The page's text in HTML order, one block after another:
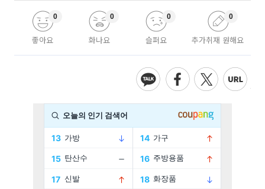
좋아요
0
화나요
0
슬퍼요
0
추가취재 원해요
0